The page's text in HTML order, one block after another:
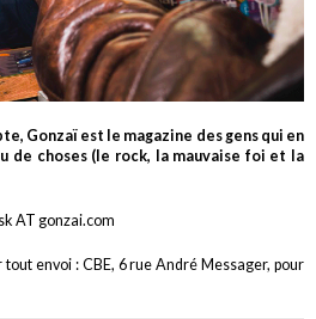
Gonzaï est le magazine des gens qui en
de choses (le rock, la mauvaise foi et la
AT gonzai.com
envoi : CBE, 6 rue André Messager, pour